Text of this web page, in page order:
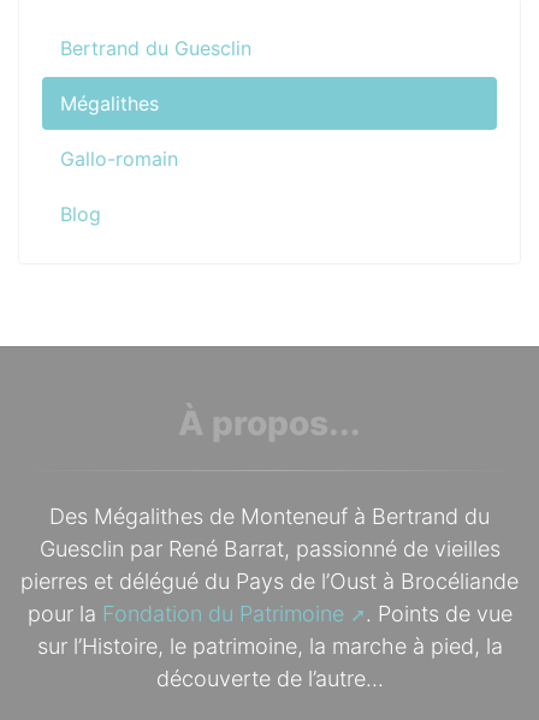
Bertrand du Guesclin
Mégalithes
Gallo-romain
Blog
À propos...
Des Mégalithes de Monteneuf à Bertrand du
Guesclin par René Barrat, passionné de vieilles
pierres et délégué du Pays de l’Oust à Brocéliande
pour la Fondation du Patrimoine
. Points de vue
sur l’Histoire, le patrimoine, la marche à pied, la
découverte de l’autre...